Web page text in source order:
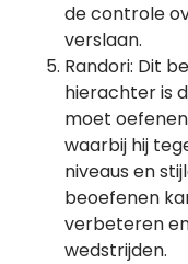
de controle
verslaan.
Randori: Dit
hierachter is
moet
waarbij hij
niveaus en
beoefenen
verbeteren
wedstrijden.